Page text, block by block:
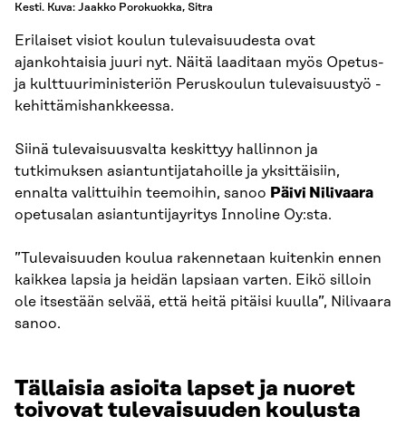
Kesti. Kuva: Jaakko Porokuokka, Sitra
Erilaiset visiot koulun tulevaisuudesta ovat
ajankohtaisia juuri nyt. Näitä laaditaan myös Opetus-
ja kulttuuriministeriön Peruskoulun tulevaisuustyö -
kehittämishankkeessa.
Siinä tulevaisuusvalta keskittyy hallinnon ja
tutkimuksen asiantuntijatahoille ja yksittäisiin,
ennalta valittuihin teemoihin, sanoo Päivi Nilivaara
opetusalan asiantuntijayritys Innoline Oy:sta.
”Tulevaisuuden koulua rakennetaan kuitenkin ennen
kaikkea lapsia ja heidän lapsiaan varten. Eikö silloin
ole itsestään selvää, että heitä pitäisi kuulla”, Nilivaara
sanoo.
Tällaisia asioita lapset ja nuoret
toivovat tulevaisuuden koulusta